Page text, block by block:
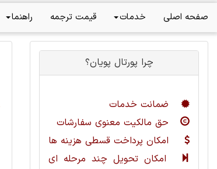
صفحه اصلی خدمات قیمت ترجمه راهنما
چرا پورتال پویان؟
ضمانت خدمات
حق مالکیت معنوی سفارشات
امکان پرداخت قسطی هزینه ها
امکان تحویل چند مرحله ای